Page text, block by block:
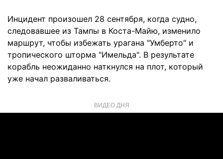
Инцидент произошел 28 сентября, когда судно,
следовавшее из Тампы в Коста-Майю, изменило
маршрут, чтобы избежать урагана "Умберто" и
тропического шторма "Имельда". В результате
корабль неожиданно наткнулся на плот, который
уже начал разваливаться.
ВИДЕО ДНЯ